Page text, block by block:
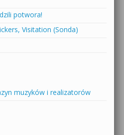
potwora!
Visitation (Sonda)
muzyków i realizatorów